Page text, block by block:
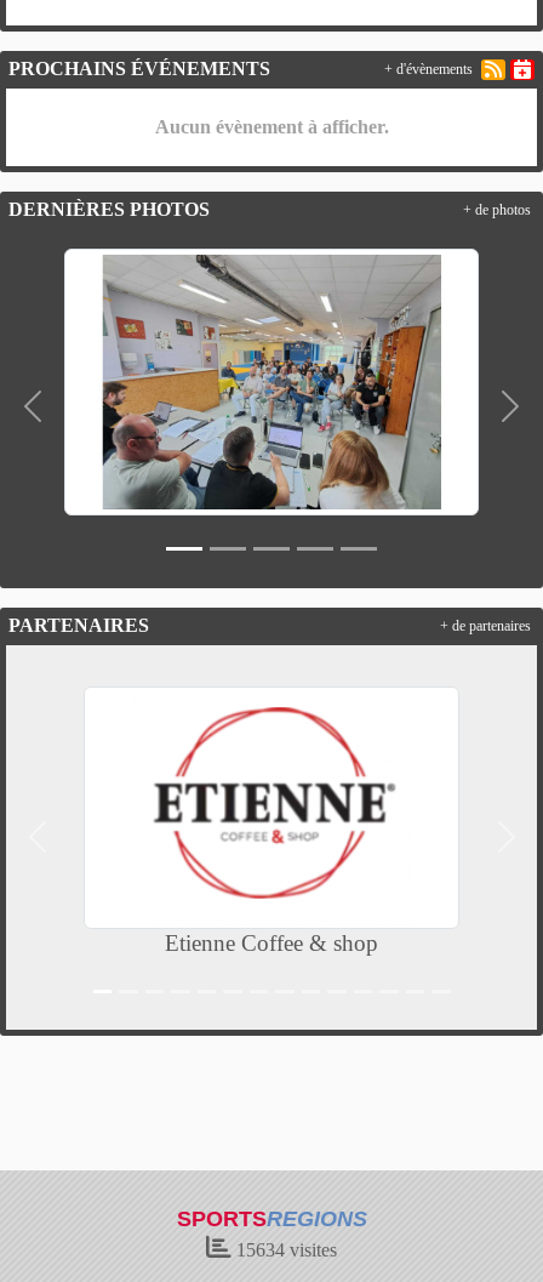
PROCHAINS ÉVÉNEMENTS
Aucun évènement à afficher.
+ d'évènements
DERNIÈRES PHOTOS
Précedent
+ de photos
PARTENAIRES
Etienne Coffee & shop
+ de partenaires
SPORTSREGIONS
15634 visites